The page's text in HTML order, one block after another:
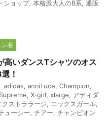
ショップ, 本格派大人のB系, 通販
ン着
高いダンスTシャツのオス
！
adidas, anniLuce, Champion,
Supreme, X-girl, xlarge, アディダ
クストララージ, エックスガール,
ューシー, チアー, チャンピオン